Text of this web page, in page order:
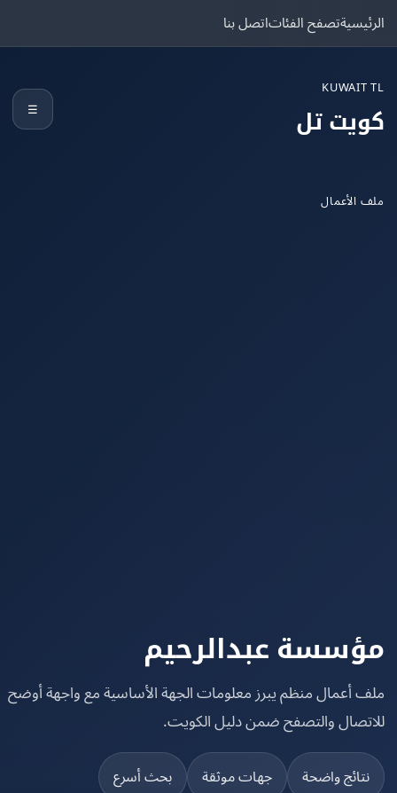
تصفح الفئاتاتصل بنا
تل
عبدالرحيم
منظم يبرز معلومات الجهة الأساسية مع واجهة أوضح
والتصفح ضمن دليل الكويت.
واضحة جهات موثقة بحث أسرع